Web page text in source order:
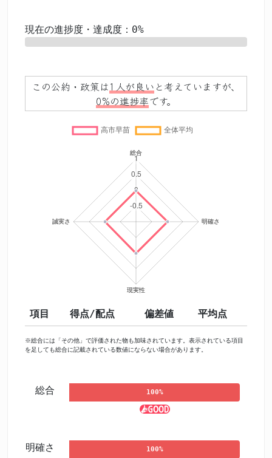
現在の進捗度・達成度：0%
この公約・政策は1人が良い と考えていますが、
0%の進捗率です。
項目 得点/配点 偏差値 平均点
※総合には「その他」で評価された物も加味されています。表示されている項目
を足しても総合に記載されている数値にならない場合があります。
総合 100%
明確さ 100%